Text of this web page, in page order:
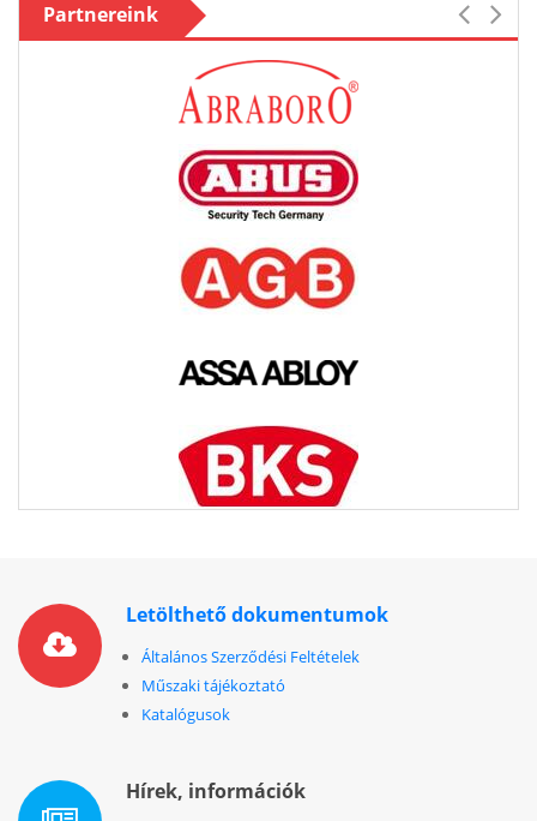
Partnereink
Letölthető dokumentumok
Általános Szerződési Feltételek
Műszaki tájékoztató
Katalógusok
Hírek, információk